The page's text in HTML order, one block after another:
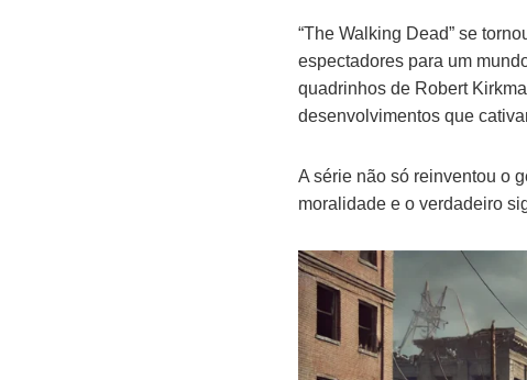
“The Walking Dead” se
espectadores para um
quadrinhos de Robert
desenvolvimentos que
A série não só reinventou o
moralidade e o verdadeiro